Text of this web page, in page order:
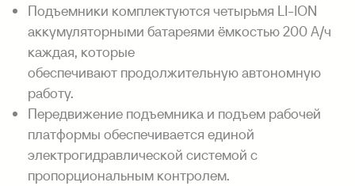
Подъемники комплектуются четырьмя LI-ION
аккумуляторными батареями ёмкостью 200 А/ч
каждая, которые
обеспечивают продолжительную автономную
работу.
Передвижение подъемника и подъем рабочей
платформы обеспечивается единой
электрогидравлической системой с
пропорциональным контролем.